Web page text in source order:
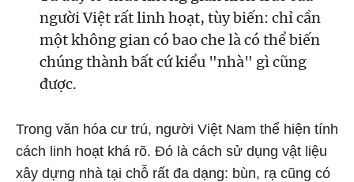
người Việt rất linh hoạt, tùy biến: chỉ cần
một không gian có bao che là có thể biến
chúng thành bất cứ kiểu "nhà" gì cũng
được.
Trong văn hóa cư trú, người Việt Nam thể hiện tính
cách linh hoạt khá rõ. Đó là cách sử dụng vật liệu
xây dựng nhà tại chỗ rất đa dạng: bùn, rạ cũng có